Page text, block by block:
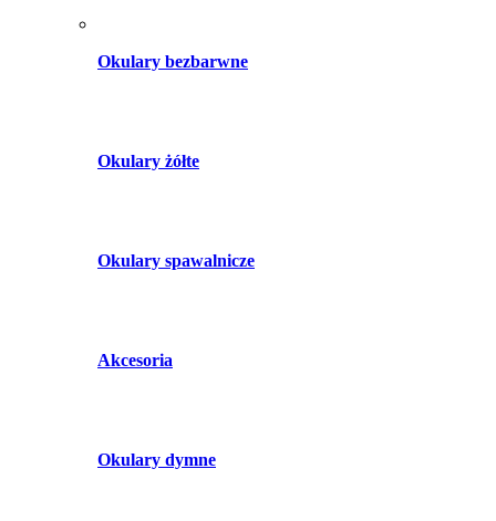
Okulary bezbarwne
Okulary żółte
Okulary spawalnicze
Akcesoria
Okulary dymne